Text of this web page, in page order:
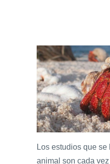
Los estudios que
animal son cada